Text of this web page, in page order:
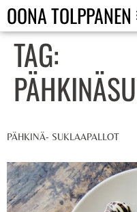
OONA TOLPPANEN
TAG:
PÄHKINÄ- SUKLAAPALLOT